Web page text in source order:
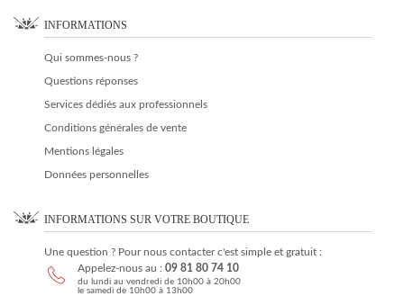
INFORMATIONS
Qui sommes-nous ?
Questions réponses
Services dédiés aux professionnels
Conditions générales de vente
Mentions légales
Données personnelles
INFORMATIONS SUR VOTRE BOUTIQUE
Une question ? Pour nous contacter c'est simple et gratuit :
Appelez-nous au : 09 81 80 74 10
du lundi au vendredi de 10h00 à 20h00
le samedi de 10h00 à 13h00